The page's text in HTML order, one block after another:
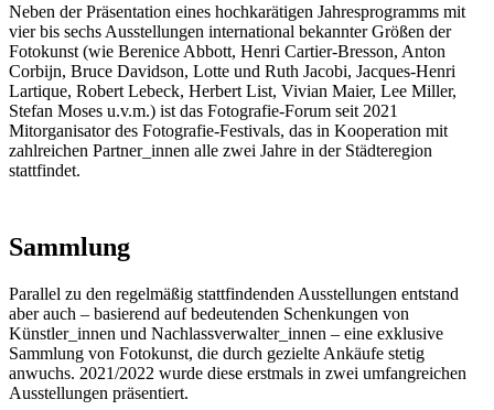
Neben der Präsentation eines hochkarätigen Jahresprogramms mit
vier bis sechs Ausstellungen international bekannter Größen der
Fotokunst (wie Berenice Abbott, Henri Cartier-Bresson, Anton
Corbijn, Bruce Davidson, Lotte und Ruth Jacobi, Jacques-Henri
Lartique, Robert Lebeck, Herbert List, Vivian Maier, Lee Miller,
Stefan Moses u.v.m.) ist das Fotografie-Forum seit 2021
Mitorganisator des Fotografie-Festivals, das in Kooperation mit
zahlreichen Partner_innen alle zwei Jahre in der Städteregion
stattfindet.
Sammlung
Parallel zu den regelmäßig stattfindenden Ausstellungen entstand
aber auch – basierend auf bedeutenden Schenkungen von
Künstler_innen und Nachlassverwalter_innen – eine exklusive
Sammlung von Fotokunst, die durch gezielte Ankäufe stetig
anwuchs. 2021/2022 wurde diese erstmals in zwei umfangreichen
Ausstellungen präsentiert.